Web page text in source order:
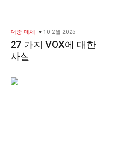
대중 매체 10 2월 2025
27 가지 VOX에 대한
사실